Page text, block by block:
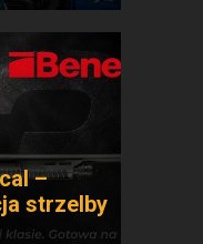
–
strzelby